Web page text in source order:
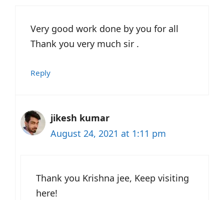
Very good work done by you for all
Thank you very much sir .
Reply
jikesh kumar
August 24, 2021 at 1:11 pm
Thank you Krishna jee, Keep visiting
here!